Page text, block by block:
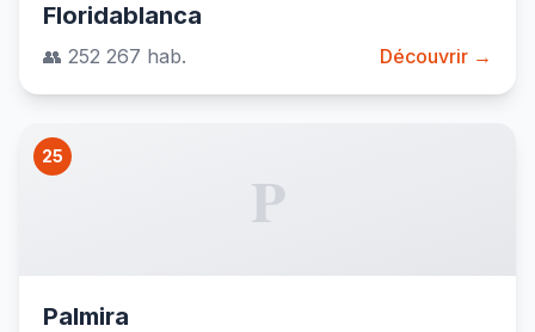
Floridablanca
👥 252 267 hab. Découvrir →
25
P
Palmira